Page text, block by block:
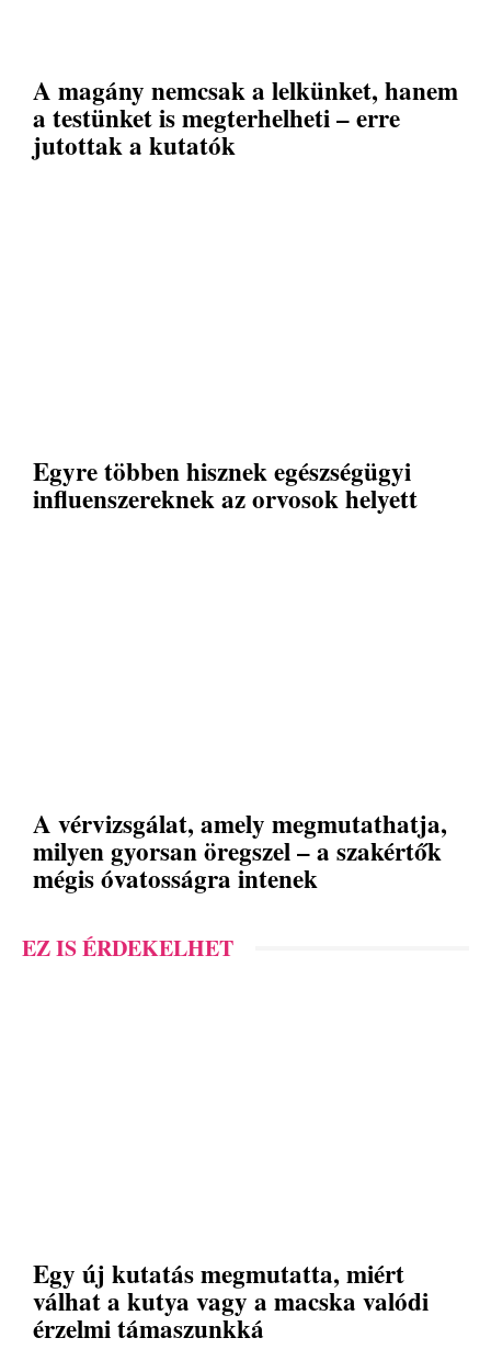
A magány nemcsak a lelkünket, hanem
a testünket is megterhelheti – erre
jutottak a kutatók
Egyre többen hisznek egészségügyi
influenszereknek az orvosok helyett
A vérvizsgálat, amely megmutathatja,
milyen gyorsan öregszel – a szakértők
mégis óvatosságra intenek
EZ IS ÉRDEKELHET
Egy új kutatás megmutatta, miért
válhat a kutya vagy a macska valódi
érzelmi támaszunkká